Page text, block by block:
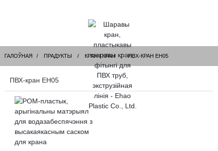
ГАЛОЎНАЯ ПРАДУКТЫ КРАН І КРАН ПВХ-КРАН EH05
ПВХ-кран EH05